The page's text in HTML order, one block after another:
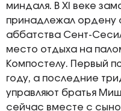
миндаля. В XI веке
принадлежал ордену
аббатства Сент-
место отдыха на
Компостелу. Первый
году, а последние
управляют братья
сейчас вместе с